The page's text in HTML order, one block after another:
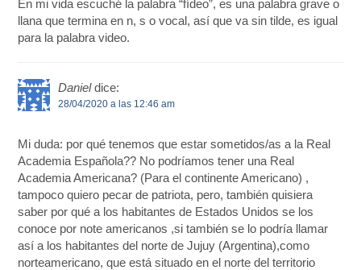
En mi vida escuché la palabra “fídeo”, es una palabra grave o
llana que termina en n, s o vocal, así que va sin tilde, es igual
para la palabra video.
Daniel dice:
28/04/2020 a las 12:46 am
Mi duda: por qué tenemos que estar sometidos/as a la Real
Academia Española?? No podríamos tener una Real
Academia Americana? (Para el continente Americano) ,
tampoco quiero pecar de patriota, pero, también quisiera
saber por qué a los habitantes de Estados Unidos se los
conoce por note americanos ,si también se lo podría llamar
así a los habitantes del norte de Jujuy (Argentina),como
norteamericano, que está situado en el norte del territorio